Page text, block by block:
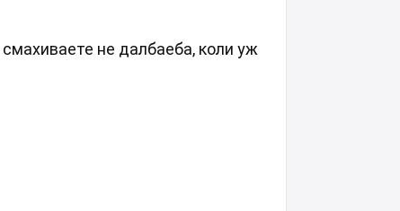
не далбаеба, коли уж